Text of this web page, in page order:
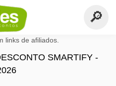
links de afiliados.
SMARTIFY -